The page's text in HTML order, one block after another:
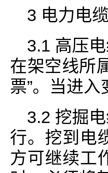
3 电力电缆
3.1 高压
在架空线所
票”。当进
3.2 挖掘
行。挖到电
方可继续工